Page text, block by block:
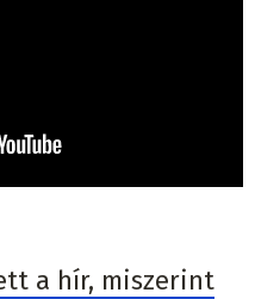
a hír, miszerint